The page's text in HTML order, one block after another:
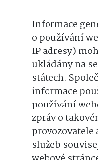
Informace
o používání
IP adresy)
ukládány na
státech.
informace
používání
zpráv o
služeb